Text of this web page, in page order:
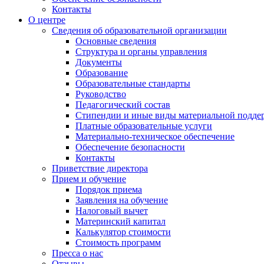
Контакты
О центре
Сведения об образовательной организации
Основные сведения
Структура и органы управления
Документы
Образование
Образовательные стандарты
Руководство
Педагогический состав
Стипендии и иные виды материальной
Платные образовательные услуги
Материально-техническое обеспечение
Обеспечение безопасности
Контакты
Приветствие директора
Прием и обучение
Порядок приема
Заявления на обучение
Налоговый вычет
Материнский капитал
Калькулятор стоимости
Стоимость программ
Пресса о нас